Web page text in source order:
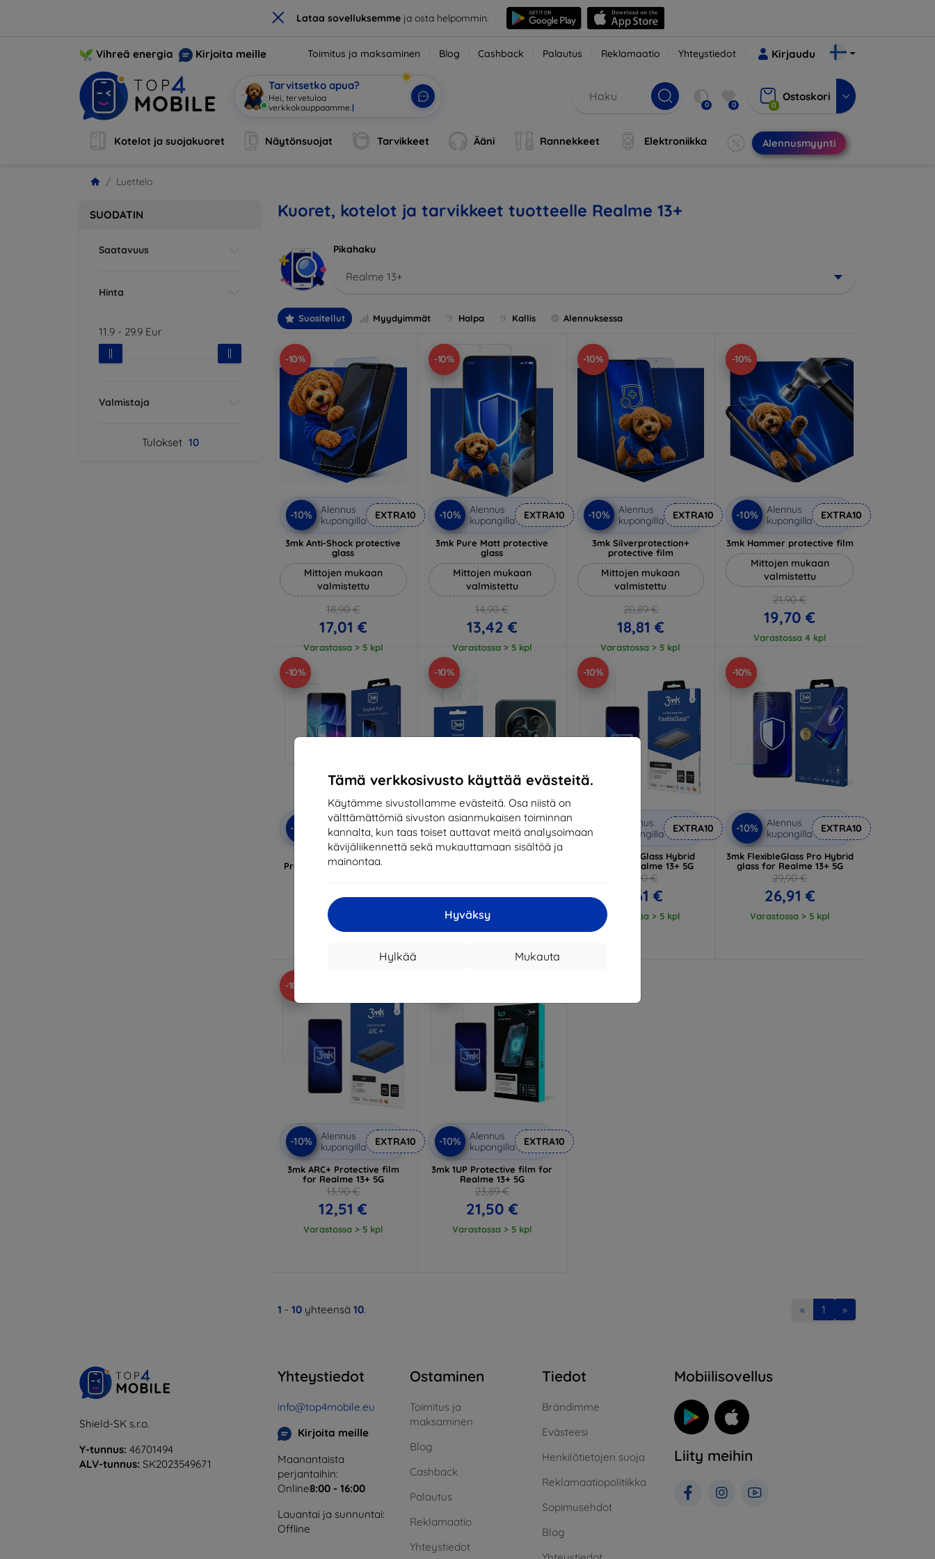
× Lataa sovelluksemmeja osta helpommin.
Tämä verkkosivusto käyttää evästeitä.
Käytämme sivustollamme evästeitä. Osa niistä on
välttämättömiä sivuston asianmukaisen toiminnan
kannalta, kun taas toiset auttavat meitä analysoimaan
kävijäliikennettä sekä mukauttamaan sisältöä ja
mainontaa.
Hyväksy
Mukauta
Hylkää
Vihreä energia Kirjoita meille Toimitus ja maksaminen Blog Cashback Palautus Reklamaatio Yhteystiedot Kirjaudu
Tarvitsetko apua?
Hei, tervetuloa verkk | 0 0 0
Ostoskori
Kotelot ja suojakuoret Näytönsuojat Tarvikkeet Ääni Rannekkeet Elektroniikka Alennusmyynti
Luettelo
SUODATIN
Saatavuus
Hinta
11.9 - 29.9 Eur
Valmistaja
Tulokset 10
Kuoret, kotelot ja tarvikkeet tuotteelle Realme 13+
Pikahaku
Realme 13+
Suositellut Myydyimmät Halpa Kallis Alennuksessa
-10%
-10%
Alennus
kupongilla
EXTRA10
3mk Anti-Shock protective
glass
Mittojen mukaan
valmistettu
18,90 €
17,01 €
Varastossa > 5 kpl
-10%
-10%
Alennus
kupongilla
EXTRA10
3mk Pure Matt protective
glass
Mittojen mukaan
valmistettu
14,90 €
13,42 €
Varastossa > 5 kpl
-10%
-10%
Alennus
kupongilla
EXTRA10
3mk Silverprotection+
protective film
Mittojen mukaan
valmistettu
20,89 €
18,81 €
Varastossa > 5 kpl
-10%
-10%
Alennus
kupongilla
EXTRA10
3mk Hammer protective film
Mittojen mukaan
valmistettu
21,90 €
19,70 €
Varastossa 4 kpl
-10%
-10%
Alennus
kupongilla
EXTRA10
3mk Silky Matt Pro
Protective film for Realme
13,42 €
Varastossa > 5 kpl
-10%
-10%
Alennus
kupongilla
EXTRA10
10,71 €
Varastossa > 5 kpl
-10%
-10%
Alennus
kupongilla
EXTRA10
3mk FlexibleGlass Hybrid
glass for Realme 13+ 5G
12,90 €
11,61 €
Varastossa > 5 kpl
-10%
-10%
Alennus
kupongilla
EXTRA10
3mk FlexibleGlass Pro Hybrid
glass for Realme 13+ 5G
29,90 €
26,91 €
Varastossa > 5 kpl
-10%
-10%
Alennus
kupongilla
EXTRA10
3mk ARC+ Protective film
for Realme 13+ 5G
13,90 €
12,51 €
Varastossa > 5 kpl
-10%
Alennus
kupongilla
EXTRA10
3mk 1UP Protective film for
Realme 13+ 5G
23,89 €
21,50 €
Varastossa > 5 kpl
1 - 10 yhteensä 10. « 1 »
Shield-SK s.r.o.
Y-tunnus: 46701494
ALV-tunnus: SK2023549671
Yhteystiedot
info@top4mobile.eu
Kirjoita meille
Maanantaista
perjantaihin:
Online8:00 - 16:00
Lauantai ja sunnuntai:
Offline
Ostaminen
Toimitus ja
maksaminen
Blog
Cashback
Palautus
Reklamaatio
Yhteystiedot
Tiedot
Brändimme
Evästeesi
Henkilötietojen suoja
Reklamaatiopolitiikka
Sopimusehdot
Blog
Mobiilisovellus
Liity meihin